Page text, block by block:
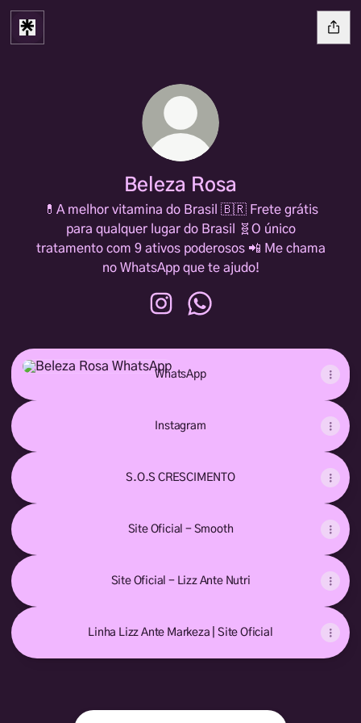
Beleza Rosa
💊A melhor vitamina do Brasil 🇧🇷 Frete grátis
para qualquer lugar do Brasil 🧬O único
tratamento com 9 ativos poderosos 📲 Me chama
no WhatsApp que te ajudo!
WhatsApp
WhatsApp
Instagram
S.O.S CRESCIMENTO
Site Oficial - Smooth
Site Oficial - Lizz Ante Nutri
Linha Lizz Ante Markeza | Site Oficial